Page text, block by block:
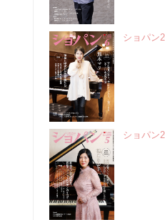
ショパン
ショパン